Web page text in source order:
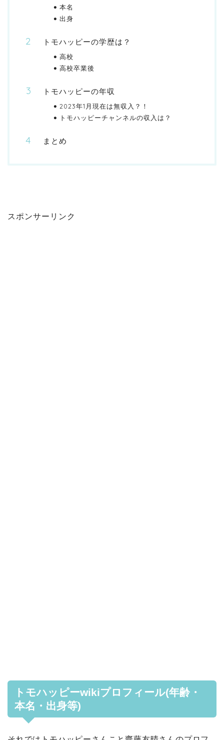
本名
出身
トモハッピーの学歴は？
高校
高校卒業後
トモハッピーの年収
2023年1月現在は無収入？！
トモハッピーチャンネルの収入は？
まとめ
スポンサーリンク
トモハッピーwikiプロフィール(年齢・
本名・出身等)